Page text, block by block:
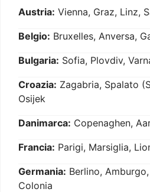
Austria: Vienna, Graz, Linz,
Belgio: Bruxelles, Anversa,
Bulgaria: Sofia, Plovdiv,
Croazia: Zagabria, Spalato
Osijek
Danimarca: Copenaghen,
Francia: Parigi, Marsiglia,
Germania: Berlino,
Colonia